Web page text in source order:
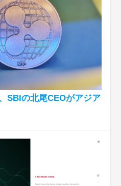
SBIの北尾CEOがアジア